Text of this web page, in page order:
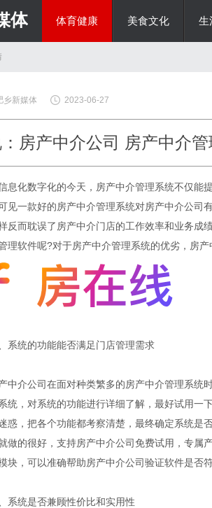
体 体育健康 美食文化 生
乡新媒体 2023-06-27
房产中介公司 房产中介
化数字化的今天，房产中介管理系统不仅能
见一款好的房产中介管理系统对房产中介公司
反而耽误了房产中介门店的工作效率和业务成
理软件呢?对于房产中介管理系统的优劣，房
统的功能能否满足门店管理需求
介公司在面对种类繁多的房产中介管理系统
统，对系统的功能进行详细了解，最好试用一
惑，把各个功能都考察清楚，最终确定系统是
做的很好，支持房产中介公司免费试用，专属
块，可以准确帮助房产中介公司验证软件是否
统是否兼顾性价比和实用性